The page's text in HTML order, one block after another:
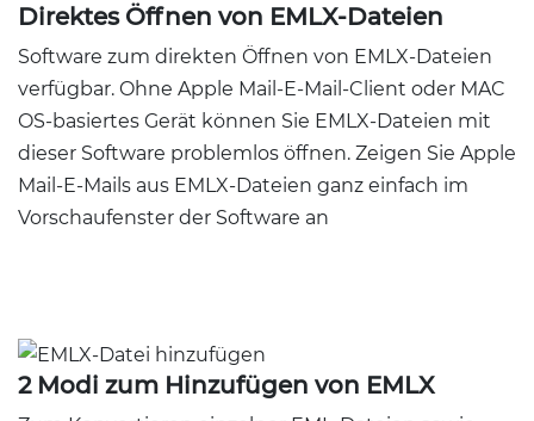
Direktes Öffnen von EMLX-Dateien
Software zum direkten Öffnen von EMLX-Dateien
verfügbar. Ohne Apple Mail-E-Mail-Client oder MAC
OS-basiertes Gerät können Sie EMLX-Dateien mit
dieser Software problemlos öffnen. Zeigen Sie Apple
Mail-E-Mails aus EMLX-Dateien ganz einfach im
Vorschaufenster der Software an
2 Modi zum Hinzufügen von EMLX